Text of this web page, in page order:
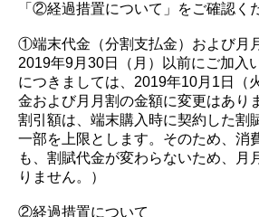
「②経過措置について」をご確認く
①端末代金（分割支払金）および月
2019年9月30日（月）以前にご加入
につきましては、2019年10月1日（
金および月月割の金額に変更はあり
割引額は、端末購入時に契約した割
一部を上限とします。そのため、消
も、割賦代金が変わらないため、月
りません。）
②経過措置について